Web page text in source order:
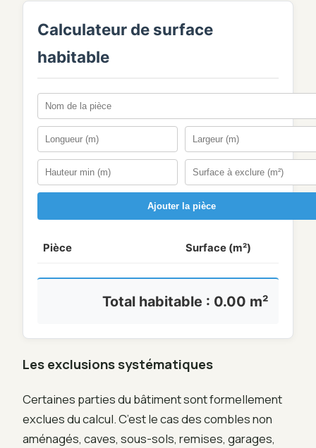
Calculateur de surface
habitable
Ajouter la pièce
Pièce Surface (m²)
Total habitable : 0.00 m²
Les exclusions systématiques
Certaines parties du bâtiment sont formellement
exclues du calcul. C’est le cas des combles non
aménagés, caves, sous-sols, remises, garages,